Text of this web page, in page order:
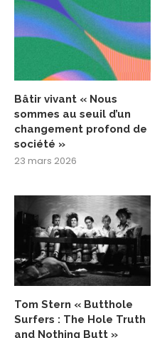
Bâtir vivant « Nous
sommes au seuil d’un
changement profond de
société »
23 mars 2026
Tom Stern « Butthole
Surfers : The Hole Truth
and Nothing Butt »